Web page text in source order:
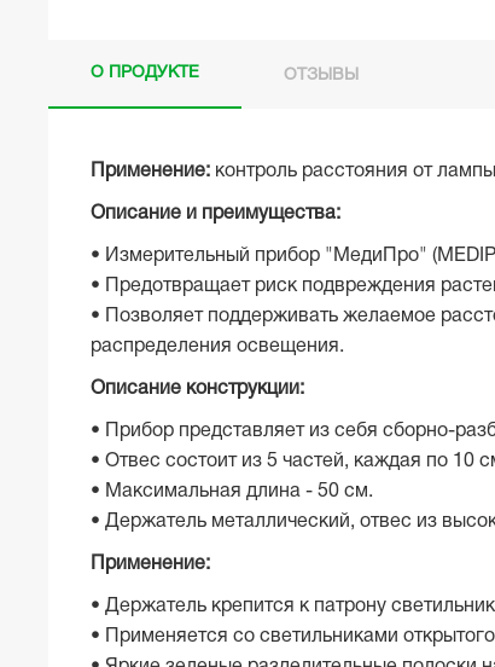
О ПРОДУКТЕ ОТЗЫВЫ
Применение: контроль расстояния от
Описание и преимущества:
• Измерительный прибор "МедиПро"
• Предотвращает риск подвреждения
• Позволяет поддерживать желаемое
распределения освещения.
Описание конструкции:
• Прибор представляет из себя сборно-
• Отвес состоит из 5 частей, каждая по 10
• Максимальная длина - 50 см.
• Держатель металлический, отвес из
Применение:
• Держатель крепится к патрону
• Применяется со светильниками